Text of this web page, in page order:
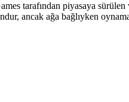
tarafından piyasaya sürülen
ancak ağa bağlıyken